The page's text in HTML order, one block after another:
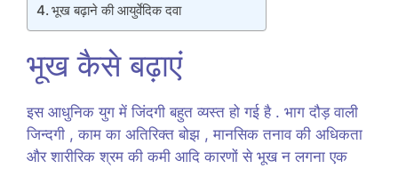
भूख बढ़ाने की आयुर्वेदिक दवा
भूख कैसे बढ़ाएं
इस आधुनिक युग में जिंदगी बहुत व्यस्त हो गई है . भाग दौड़ वाली
जिन्दगी , काम का अतिरिक्त बोझ , मानसिक तनाव की अधिकता
और शारीरिक श्रम की कमी आदि कारणों से भूख न लगना एक